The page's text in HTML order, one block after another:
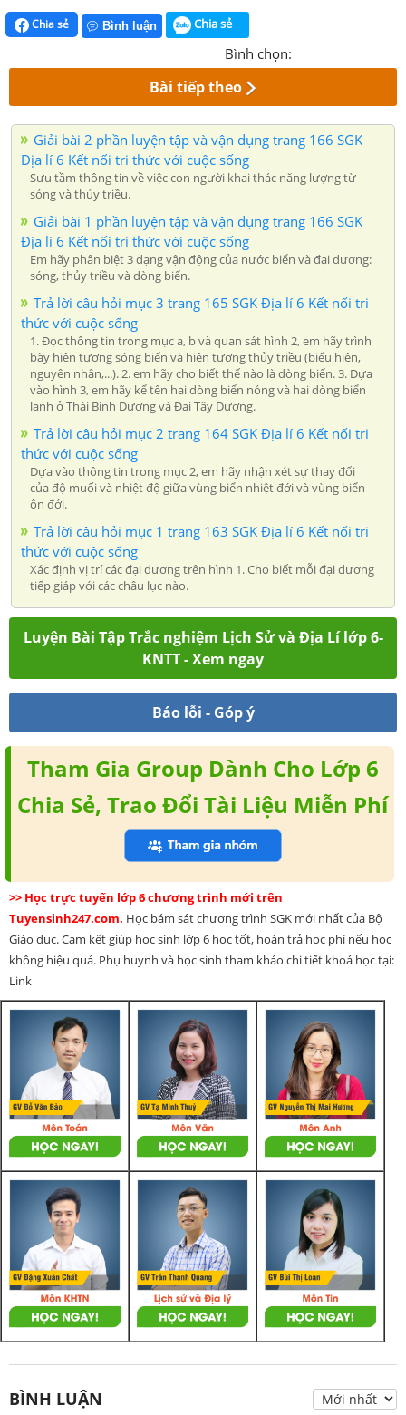
Chia sẻ Bình luận Chia sẻ
Bình chọn:
Bài tiếp theo
Giải bài 2 phần luyện tập và vận dụng trang 166 SGK
Địa lí 6 Kết nối tri thức với cuộc sống
Sưu tầm thông tin về việc con người khai thác năng lượng từ
sóng và thủy triều.
Giải bài 1 phần luyện tập và vận dụng trang 166 SGK
Địa lí 6 Kết nối tri thức với cuộc sống
Em hãy phân biệt 3 dạng vận động của nước biển và đại dương:
sóng, thủy triều và dòng biển.
Trả lời câu hỏi mục 3 trang 165 SGK Địa lí 6 Kết nối tri
thức với cuộc sống
1. Đọc thông tin trong mục a, b và quan sát hình 2, em hãy trình
bày hiện tượng sóng biển và hiện tượng thủy triều (biểu hiện,
nguyên nhân,...). 2. em hãy cho biết thế nào là dòng biển. 3. Dựa
vào hình 3, em hãy kể tên hai dòng biển nóng và hai dòng biển
lạnh ở Thái Bình Dương và Đại Tây Dương.
Trả lời câu hỏi mục 2 trang 164 SGK Địa lí 6 Kết nối tri
thức với cuộc sống
Dựa vào thông tin trong mục 2, em hãy nhận xét sự thay đổi
của độ muối và nhiệt độ giữa vùng biển nhiệt đới và vùng biển
ôn đới.
Trả lời câu hỏi mục 1 trang 163 SGK Địa lí 6 Kết nối tri
thức với cuộc sống
Xác định vị trí các đại dương trên hình 1. Cho biết mỗi đại dương
tiếp giáp với các châu lục nào.
Luyện Bài Tập Trắc nghiệm Lịch Sử và Địa Lí lớp 6-
KNTT - Xem ngay
Báo lỗi - Góp ý
Tham Gia Group Dành Cho Lớp 6
Chia Sẻ, Trao Đổi Tài Liệu Miễn Phí
>> Học trực tuyến lớp 6 chương trình mới trên
Tuyensinh247.com. Học bám sát chương trình SGK mới nhất của Bộ
Giáo dục. Cam kết giúp học sinh lớp 6 học tốt, hoàn trả học phí nếu học
không hiệu quả. Phụ huynh và học sinh tham khảo chi tiết khoá học tại:
Link
BÌNH LUẬN